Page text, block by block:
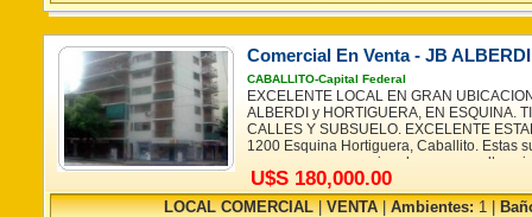
Comercial En Venta - JB
CABALLITO-Capital Federal
EXCELENTE LOCAL EN GRAN
ALBERDI y HORTIGUERA, EN ESQUINA.
CALLES Y SUBSUELO. EXCELENTE
1200 Esquina Hortiguera, Caballito. Estas
expensas son aproximadas y no resultan
son las que surgen del título de propiedad
que serán suministrados por el propietario.
U$S 180,000.00
LOCAL COMERCIAL|VENTA|Ambientes:1 |